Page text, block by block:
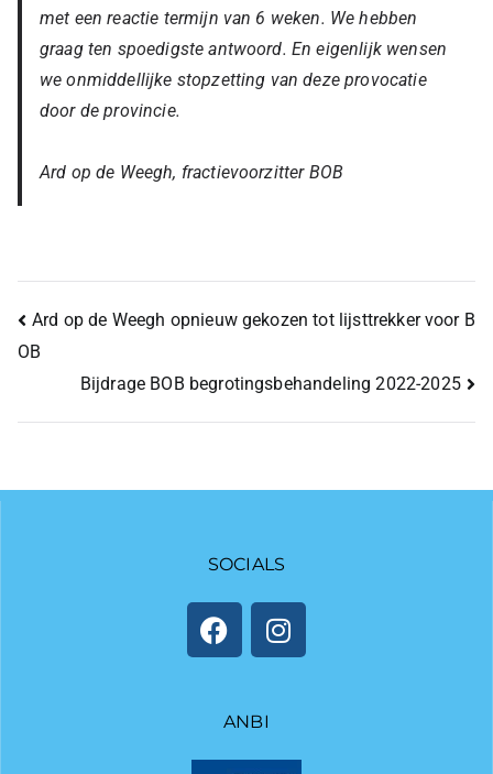
met een reactie termijn van 6 weken. We hebben
graag ten spoedigste antwoord. En eigenlijk wensen
we onmiddellijke stopzetting van deze provocatie
door de provincie.
Ard op de Weegh, fractievoorzitter BOB
Ard op de Weegh opnieuw gekozen tot lijsttrekker voor B
OB
Bijdrage BOB begrotingsbehandeling 2022-2025
SOCIALS
ANBI